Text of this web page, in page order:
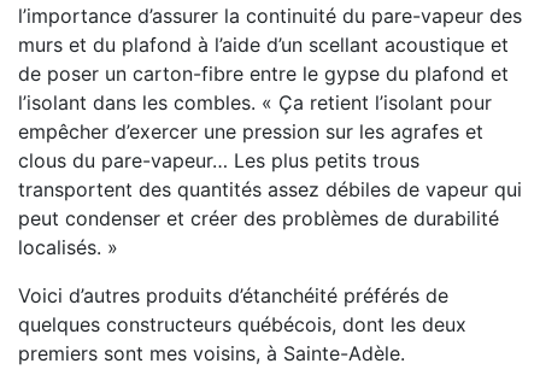
l’importance d’assurer la continuité du pare-vapeur des
murs et du plafond à l’aide d’un scellant acoustique et
de poser un carton-fibre entre le gypse du plafond et
l’isolant dans les combles. « Ça retient l’isolant pour
empêcher d’exercer une pression sur les agrafes et
clous du pare-vapeur… Les plus petits trous
transportent des quantités assez débiles de vapeur qui
peut condenser et créer des problèmes de durabilité
localisés. »
Voici d’autres produits d’étanchéité préférés de
quelques constructeurs québécois, dont les deux
premiers sont mes voisins, à Sainte-Adèle.